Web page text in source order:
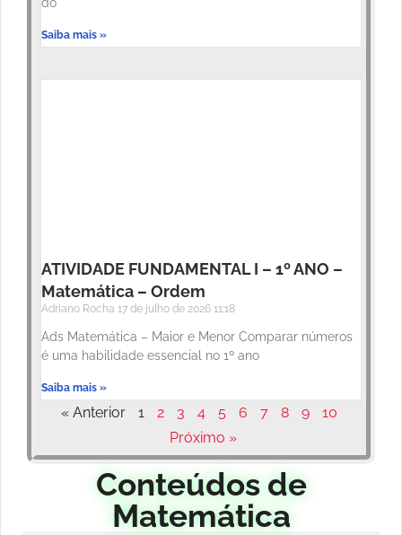
Saiba mais »
ATIVIDADE FUNDAMENTAL I – 1º ANO –
Matemática – Ordem
Adriano Rocha 17 de julho de 2026 11:18
Ads Matemática – Maior e Menor Comparar números
é uma habilidade essencial no 1º ano
Saiba mais »
« Anterior 1 2 3 4 5 6 7 8 9
10
Próximo »
Conteúdos de
Matemática